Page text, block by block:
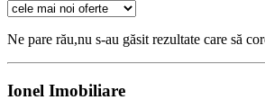
Ne pare rău,nu s-au găsit rezultate care să
Ionel Imobiliare